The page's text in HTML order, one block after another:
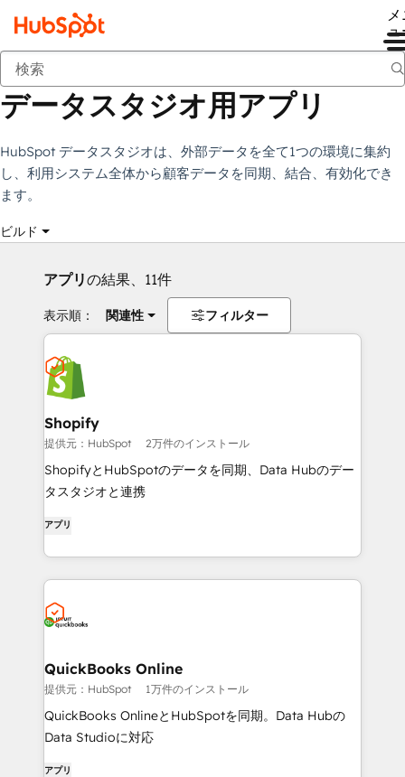
ュ
マーケットプレイス
データスタジオ用アプリ
HubSpot データスタジオは、外部データを全て1つの環境に集約
し、利用システム全体から顧客データを同期、結合、有効化でき
ます。
ビルド
アプリの結果、11件
表示順： 関連性 フィルター
Shopify
提供元：HubSpot 2万件のインストール
ShopifyとHubSpotのデータを同期、Data Hubのデー
タスタジオと連携
アプリ
QuickBooks Online
提供元：HubSpot 1万件のインストール
QuickBooks OnlineとHubSpotを同期。Data Hubの
Data Studioに対応
アプリ